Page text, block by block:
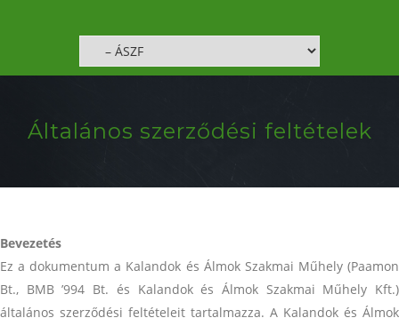
Általános szerződési feltételek
Bevezetés
Ez a dokumentum a Kalandok és Álmok Szakmai Műhely (Paamon
Bt., BMB ’994 Bt. és Kalandok és Álmok Szakmai Műhely Kft.)
általános szerződési feltételeit tartalmazza. A Kalandok és Álmok